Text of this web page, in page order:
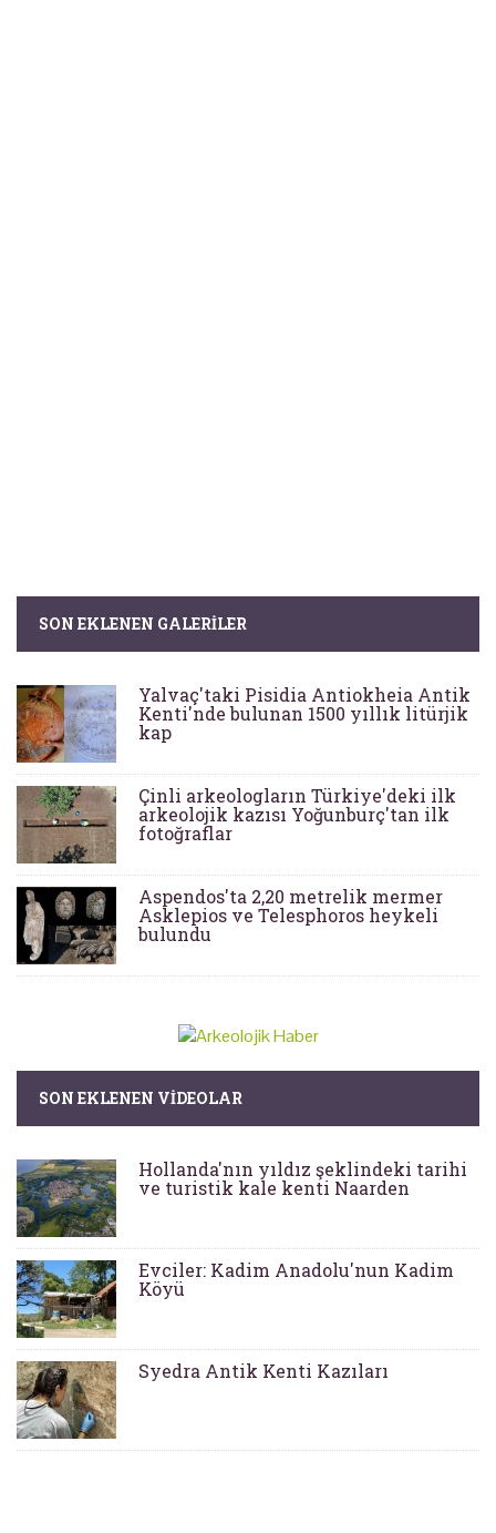
SON EKLENEN GALERILER
Yalvaç'taki Pisidia Antiokheia Antik
Kenti'nde bulunan 1500 yıllık litürjik
kap
Çinli arkeologların Türkiye'deki ilk
arkeolojik kazısı Yoğunburç'tan ilk
fotoğraflar
Aspendos'ta 2,20 metrelik mermer
Asklepios ve Telesphoros heykeli
bulundu
SON EKLENEN VIDEOLAR
Hollanda'nın yıldız şeklindeki tarihi
ve turistik kale kenti Naarden
Evciler: Kadim Anadolu'nun Kadim
Köyü
Syedra Antik Kenti Kazıları